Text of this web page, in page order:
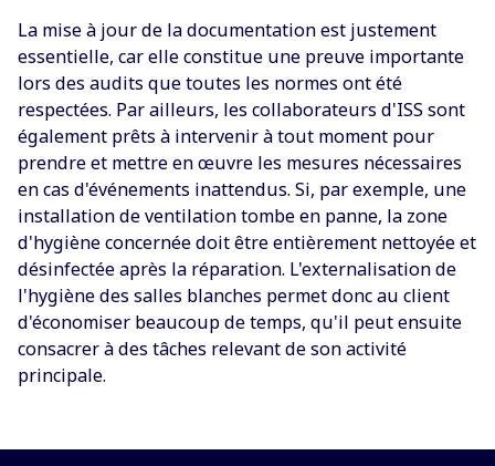
La mise à jour de la documentation est justement
essentielle, car elle constitue une preuve importante
lors des audits que toutes les normes ont été
respectées. Par ailleurs, les collaborateurs d'ISS sont
également prêts à intervenir à tout moment pour
prendre et mettre en œuvre les mesures nécessaires
en cas d'événements inattendus. Si, par exemple, une
installation de ventilation tombe en panne, la zone
d'hygiène concernée doit être entièrement nettoyée et
désinfectée après la réparation. L'externalisation de
l'hygiène des salles blanches permet donc au client
d'économiser beaucoup de temps, qu'il peut ensuite
consacrer à des tâches relevant de son activité
principale.